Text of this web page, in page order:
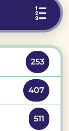
253
407
511